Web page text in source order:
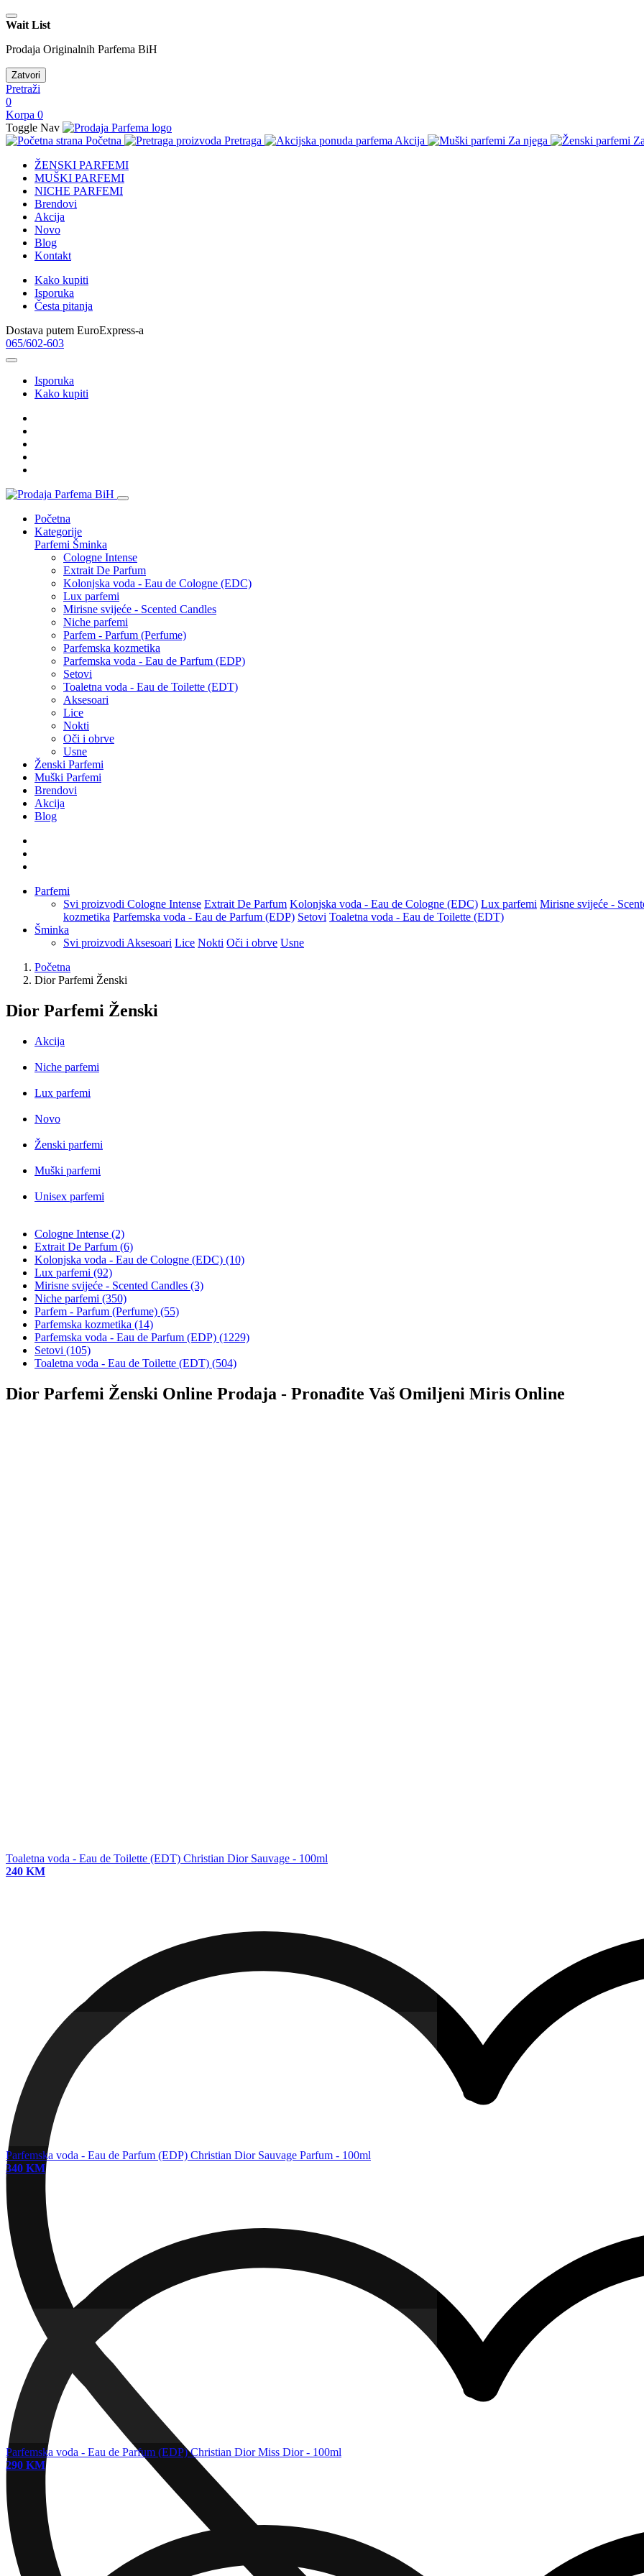
Wait List
Prodaja Originalnih Parfema BiH
Zatvori
Pretraži
0
Korpa 0
Toggle Nav
Početna
Pretraga Akcija Za njega
ŽENSKI PARFEMI
MUŠKI PARFEMI
NICHE PARFEMI
Brendovi
Akcija
Novo
Blog
Kontakt
Kako kupiti
Isporuka
Česta pitanja
Dostava putem EuroExpress-a
065/602-603
Isporuka
Kako kupiti
Početna
Kategorije
Parfemi Šminka
Cologne Intense
Extrait De Parfum
Kolonjska voda - Eau de Cologne (EDC)
Lux parfemi
Mirisne svijeće - Scented Candles
Niche parfemi
Parfem - Parfum (Perfume)
Parfemska kozmetika
Parfemska voda - Eau de Parfum (EDP)
Setovi
Toaletna voda - Eau de Toilette (EDT)
Aksesoari
Lice
Nokti
Oči i obrve
Usne
Ženski Parfemi
Muški Parfemi
Brendovi
Akcija
Blog
Parfemi
Svi proizvodi Cologne Intense Extrait De Parfum Kolonjska voda - Eau de Cologne (EDC) Lux parfemi Mirisne svijeće -
kozmetika Parfemska voda - Eau de Parfum (EDP) Setovi Toaletna voda - Eau de Toilette (EDT)
Šminka
Svi proizvodi Aksesoari Lice Nokti Oči i obrve Usne
Početna
Dior Parfemi Ženski
Dior Parfemi Ženski
Akcija
Niche parfemi
Lux parfemi
Novo
Ženski parfemi
Muški parfemi
Unisex parfemi
Cologne Intense (2)
Extrait De Parfum (6)
Kolonjska voda - Eau de Cologne (EDC) (10)
Lux parfemi (92)
Mirisne svijeće - Scented Candles (3)
Niche parfemi (350)
Parfem - Parfum (Perfume) (55)
Parfemska kozmetika (14)
Parfemska voda - Eau de Parfum (EDP) (1229)
Setovi (105)
Toaletna voda - Eau de Toilette (EDT) (504)
Dior Parfemi Ženski Online Prodaja - Pronađite Vaš Omiljeni Miris Online
Toaletna voda - Eau de Toilette (EDT) Christian Dior Sauvage - 100ml
240 KM
Parfemska voda - Eau de Parfum (EDP) Christian Dior Sauvage Parfum - 100ml
340 KM
Parfemska voda - Eau de Parfum (EDP) Christian Dior Miss Dior - 100ml
290 KM